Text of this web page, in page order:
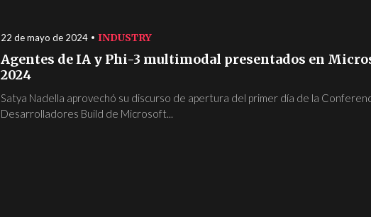
22 de mayo de 2024 INDUSTRY
Agentes de IA y Phi-3 multimodal presentados en
2024
Satya Nadella aprovechó su discurso de apertura del primer día de la
Desarrolladores Build de Microsoft...